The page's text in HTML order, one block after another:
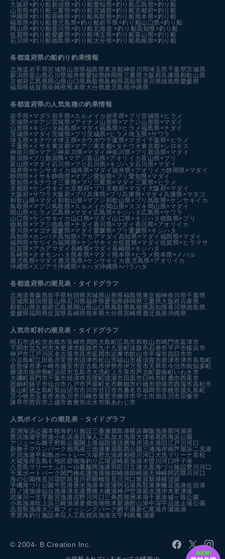
大阪府×釣り船 新潟県×釣り船愛知県×釣り船 広島県×釣り船
山形県×釣り船 三重県×釣り船宮城県×釣り船京都府×釣り船
沖縄県×釣り船長崎県×釣り船鳥取県×釣り船 熊本県×釣り船
福島県×釣り船 鹿児島県×釣り船岩手県×釣り船山口県×釣り船
岡山県×釣り船香川県×釣り船北海道 ×釣り船高知県×釣り船
佐賀県×釣り船愛媛県×釣り船埼玉県×釣り船富山県×釣り船
石川県×釣り船徳島県×釣り船 大分県×釣り船島根県×釣り船
各都道府県の船釣り釣果情報
北海道岩手県宮城県山形県福島県東京都神奈川県埼玉県千葉県茨城県
新潟県富山県石川県福井県愛知県静岡県三重県大阪府兵庫県和歌山県
京都府広島県岡山県山口県鳥取県島根県高知県香川県徳島県愛媛県
福岡県佐賀県長崎県熊本県大分県鹿児島県沖縄県
各都道府県の人気魚種の釣果情報
岩手県×マダラ 岩手県×スルメイカ 岩手県×ブリ宮城県×ヒラメ
宮城県×マアジ宮城県×アイナメ 山形県×マアジ山形県×マダイ
山形県×キジハタ福島県×マダイ福島県×ヒラメ福島県×チダイ
茨城県×マダイ 茨城県×ブリ茨城県×ヒラメ埼玉県×サワラ
埼玉県×タチウオ埼玉県×ホウボウ 千葉県×マダイ 千葉県×ヒラメ
千葉県×イサキ 東京都×マアジ 東京都×タチウオ東京都×シロギス
神奈川県×マアジ神奈川県×マダイ 神奈川県×ブリ 新潟県×マダイ
新潟県×ブリ 新潟県×マアジ富山県×アオリイカ富山県×ブリ
富山県×マダイ 石川県×ブリ石川県×キジハタ 石川県×マダイ
福井県×ケンサキイカ 福井県×マダイ福井県×アオリイカ 静岡県×マダイ
静岡県×イサキ 静岡県×マアジ愛知県×ブリ愛知県×マダイ
愛知県×タチウオ三重県×ブリ 三重県×マダイ 三重県×ヒラメ
京都府×ケンサキイカ 京都府×ブリ 京都府×マダイ 大阪府×マダイ
大阪府×サワラ 大阪府×ブリ兵庫県×ブリ兵庫県×マダイ兵庫県×マダコ
和歌山県×マダイ和歌山県×マアジ和歌山県×ブリ 鳥取県×ケンサキイカ
鳥取県×マアジ鳥取県×スルメイカ 岡山県×スズキ 岡山県×マダイ
岡山県×ヒラメ 広島県×マダイ 広島県×キジハタ 広島県×サワラ
山口県×ケンサキイカ 山口県×マダイ 山口県×キジハタ 徳島県×ブリ
徳島県×マアジ徳島県×チダイ 香川県×マダイ 香川県×アオリイカ
香川県×マゴチ愛媛県×マダイ 愛媛県×ブリ愛媛県×キジハタ
高知県×カンパチ高知県×アカアマダイ 高知県×マダイ 福岡県×マダイ
福岡県×ヤリイカ福岡県×ケンサキイカ 佐賀県×マダイ 佐賀県×ヒラマサ
佐賀県×アカアマダイ 長崎県×マダイ長崎県×キジハタ
長崎県×オオモンハタ 熊本県×マダイ 熊本県×ヒラメ 熊本県×メバル
鹿児島県×マダイ 鹿児島県×ケンサキイカ 鹿児島県×アオリイカ
沖縄県×スジアラ沖縄県×キハダ沖縄県×バラハタ
各都道府県の潮見表 ・タイドグラフ
北海道青森県岩手県秋田県宮城県山形県福島県東京都神奈川県千葉県
茨城県新潟県富山県石川県福井県愛知県静岡県三重県大阪府兵庫県
和歌山県京都府広島県 岡山県山口県鳥取県島根県高知県香川県徳島県
愛媛県福岡県佐賀県長崎県熊本県大分県宮崎県鹿児島県沖縄県
人気市町村の潮見表・タイドグラフ
明石市浜松市糸島市長崎市周防大島町広島市和歌山市鳴門市富津市
下関市北九州市木更津市姫路市九十九里町淡路市石巻市平戸市横浜市
神戸市江戸川区 名古屋市呉市延岡市志摩市館山市平塚市 四日市市
小豆島町江田島市常滑市沼津市松山市福山市横須賀市唐津市津市長島町
佐世保市茅ヶ崎市浦安市宮古島市伊勢市伊万里市天草市今治市南知多町
勝浦市南伊勢町浜田市五島市大洗町 上天草市芦北町愛南町いわき市
大磯町長門市千葉市焼津市亘理町境港市 田原市 臼杵市鈴鹿市西尾市
恩納村銚子市仙台市八戸市芦屋町光市舞鶴市行橋市碧南市西海市高松市
葉山町徳之島町気仙沼市市川市廿日市市桑名市福岡市赤穂市屋久島町
苫小牧市玉名市糸魚川市川崎市尾鷲市柳井市宇土市加古川市宗像市
諫早市西宮市 上越市倉敷市出水市南あわじ市
人気ポイントの潮見表・タイドグラフ
若洲海浜公園本牧海釣り施設三番瀬 鹿島港横浜舞阪漁港 那珂湊港
豊浜漁港宇野港小名浜港 貝塚人工島 加太漁港 大津港葛西海浜公園
アジュール舞子野島公園 閖上港福田港須磨海岸清水港 旧江戸川河口
新舞子マリンパーク 相馬港 三池港東扇島西公園 三浦海岸南芦屋浜二見港
片貝漁港平和島ボートレース場野北漁港相模川河口 大洗マリーナ若松
大蔵海岸玉島Ｅ地区 碧南海釣り広場波崎新漁港木曽川河口 呼子港
八景島マリーナふれーゆ裏飯岡漁港羽田 日立港 大黒海づり施設豊川河口
千葉ポートパーク 関門橋名護漁港御前崎港師崎港天神崎 阿武隈川河口
海の公園検見川堤防筑後川昇開橋室見川河口敦賀新港横須賀
平磯海づり公園 牛窓港垂水漁港本渡港明石港鳥取港 東幡豆漁港佐伯港
田ノ浦漁港仙台漁港津名港 豊橋 大磯港神戸空港親水護岸木更津港
武庫川一文字新宮漁港吉野川河口 三角西港洲本港千葉港城ヶ島公園
小島漁港吹上浜三崎漁港妻鹿漁港熊本新港館山港牛深宇品波止場公園
志賀島漁港 大三島フィッシングパーク網干港 新仁尾港 片瀬漁港
市原海釣り施設本荘人工島姪浜漁港古宇利島亀浦港
© 2004- B.Creation Inc.